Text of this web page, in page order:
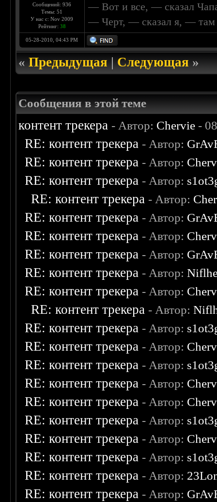
Сообщений: 936
Темы: 51
У нас с: Nov 2009
Рейтинг: 38
— Вот и все, — сказал
— Черт, — сказал я, — там
05-28-2010, 04:43 PM
«Предыдущая|Следующая»
Сообщения в этой теме
контент трекера - Автор: Chervie -
RE: контент трекера - Автор:
RE: контент трекера - Автор:
RE: контент трекера - Автор:
RE: контент трекера - Автор:
RE: контент трекера - Автор:
RE: контент трекера - Автор:
RE: контент трекера - Автор:
RE: контент трекера - Автор:
RE: контент трекера - Автор:
RE: контент трекера - Автор:
RE: контент трекера - Автор:
RE: контент трекера - Автор:
RE: контент трекера - Автор:
RE: контент трекера - Автор:
RE: контент трекера - Автор:
RE: контент трекера - Автор:
RE: контент трекера - Автор:
RE: контент трекера - Автор:
RE: контент трекера - Автор:
RE: контент трекера - Автор: